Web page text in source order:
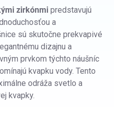
zirkónmi predstavujú
a
sú skutočne prekvapivé
dizajnu a
prvkom týchto náušníc
kvapku vody. Tento
odráža svetlo a
kvapky.